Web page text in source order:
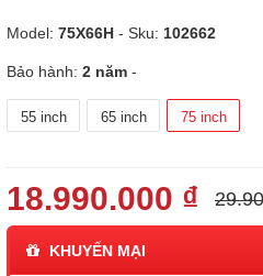
Model: 75X66H - Sku: 102662
Bảo hành: 2 năm -
55 inch 65 inch 75 inch
18.990.000 ₫
KHUYẾN MẠI